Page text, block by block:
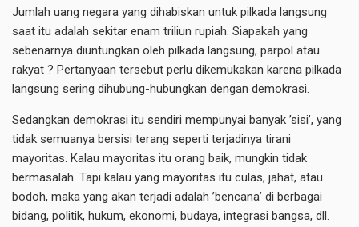
Jumlah uang negara yang dihabiskan untuk pilkada langsung
saat itu adalah sekitar enam triliun rupiah. Siapakah yang
sebenarnya diuntungkan oleh pilkada langsung, parpol atau
rakyat ? Pertanyaan tersebut perlu dikemukakan karena pilkada
langsung sering dihubung-hubungkan dengan demokrasi.
Sedangkan demokrasi itu sendiri mempunyai banyak ’sisi’, yang
tidak semuanya bersisi terang seperti terjadinya tirani
mayoritas. Kalau mayoritas itu orang baik, mungkin tidak
bermasalah. Tapi kalau yang mayoritas itu culas, jahat, atau
bodoh, maka yang akan terjadi adalah ’bencana’ di berbagai
bidang, politik, hukum, ekonomi, budaya, integrasi bangsa, dll.